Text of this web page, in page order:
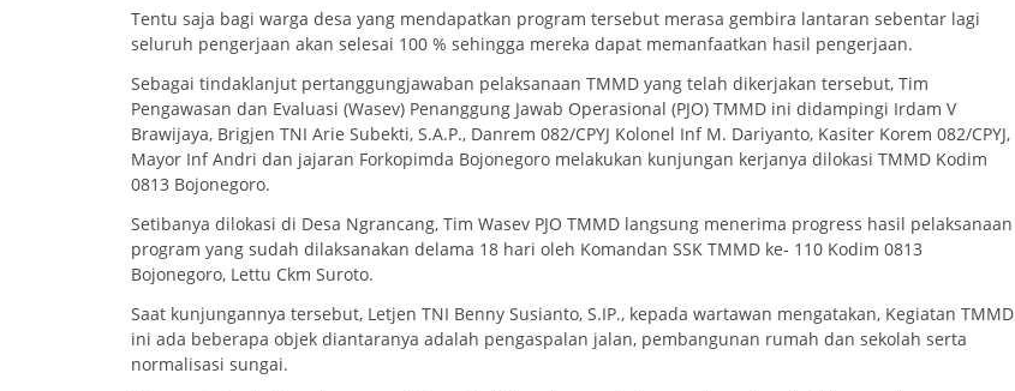
Tentu saja bagi warga desa yang mendapatkan program tersebut merasa gembira lantaran sebentar lagi
seluruh pengerjaan akan selesai 100 % sehingga mereka dapat memanfaatkan hasil pengerjaan.
Sebagai tindaklanjut pertanggungjawaban pelaksanaan TMMD yang telah dikerjakan tersebut, Tim
Pengawasan dan Evaluasi (Wasev) Penanggung Jawab Operasional (PJO) TMMD ini didampingi Irdam V
Brawijaya, Brigjen TNI Arie Subekti, S.A.P., Danrem 082/CPYJ Kolonel Inf M. Dariyanto, Kasiter Korem 082/CPYJ,
Mayor Inf Andri dan jajaran Forkopimda Bojonegoro melakukan kunjungan kerjanya dilokasi TMMD Kodim
0813 Bojonegoro.
Setibanya dilokasi di Desa Ngrancang, Tim Wasev PJO TMMD langsung menerima progress hasil pelaksanaan
program yang sudah dilaksanakan delama 18 hari oleh Komandan SSK TMMD ke- 110 Kodim 0813
Bojonegoro, Lettu Ckm Suroto.
Saat kunjungannya tersebut, Letjen TNI Benny Susianto, S.IP., kepada wartawan mengatakan, Kegiatan TMMD
ini ada beberapa objek diantaranya adalah pengaspalan jalan, pembangunan rumah dan sekolah serta
normalisasi sungai.